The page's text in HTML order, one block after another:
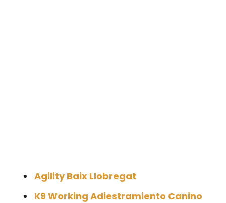
Agility Baix Llobregat
K9 Working Adiestramiento Canino